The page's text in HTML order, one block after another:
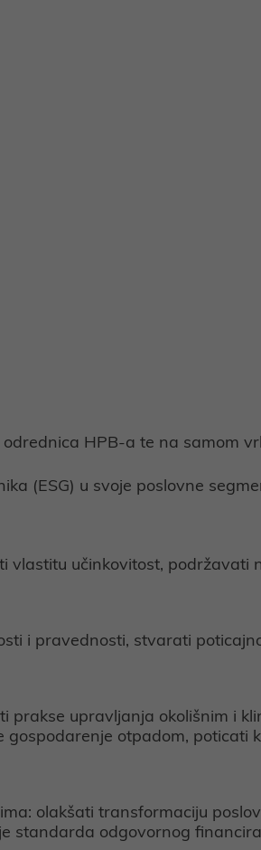
HPB-a te na samom
(ESG) u svoje poslovne
vlastitu učinkovitost, podržavati
i pravednosti, stvarati
upravljanja okolišnim i
otpadom, poticati
olakšati transformaciju
standarda odgovornog